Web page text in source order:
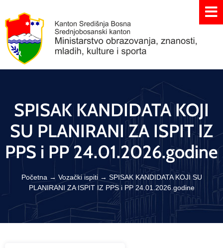
SPISAK KANDIDATA KOJI
SU PLANIRANI ZA ISPIT IZ
PPS i PP 24.01.2026.godine
Početna → Vozački ispiti→ SPISAK KANDIDATA KOJI SU
PLANIRANI ZA ISPIT IZ PPS i PP 24.01.2026.godine